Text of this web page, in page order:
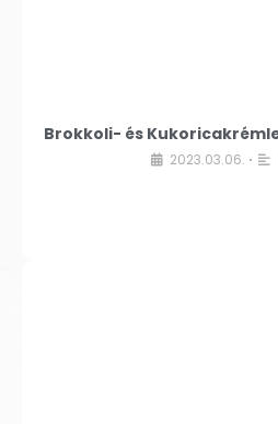
Brokkoli- és
2023.03.06. •